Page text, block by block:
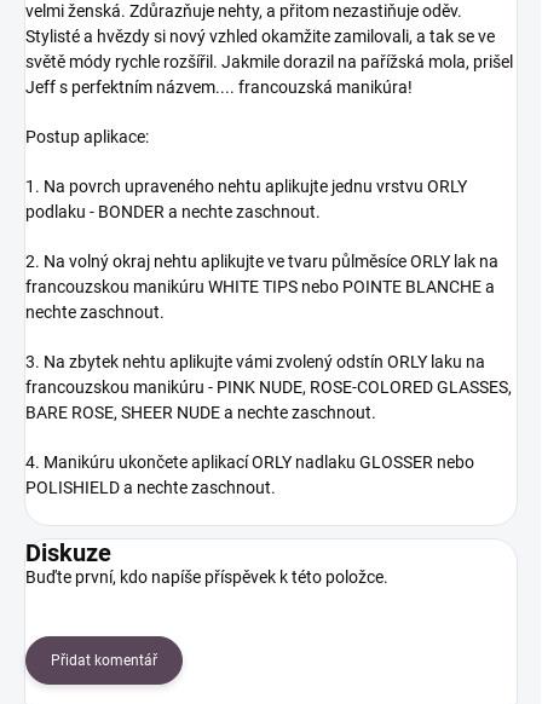
velmi ženská. Zdůrazňuje nehty, a přitom nezastiňuje oděv.
Stylisté a hvězdy si nový vzhled okamžite zamilovali, a tak se ve
světě módy rychle rozšířil. Jakmile dorazil na pařížská mola, prišel
Jeff s perfektním názvem.... francouzská manikúra!
Postup aplikace:
1. Na povrch upraveného nehtu aplikujte jednu vrstvu ORLY
podlaku - BONDER a nechte zaschnout.
2. Na volný okraj nehtu aplikujte ve tvaru půlměsíce ORLY lak na
francouzskou manikúru WHITE TIPS nebo POINTE BLANCHE a
nechte zaschnout.
3. Na zbytek nehtu aplikujte vámi zvolený odstín ORLY laku na
francouzskou manikúru - PINK NUDE, ROSE-COLORED GLASSES,
BARE ROSE, SHEER NUDE a nechte zaschnout.
4. Manikúru ukončete aplikací ORLY nadlaku GLOSSER nebo
POLISHIELD a nechte zaschnout.
Diskuze
Buďte první, kdo napíše příspěvek k této položce.
Přidat komentář